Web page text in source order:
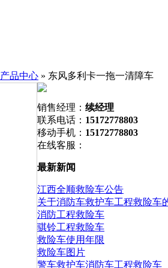
产品中心 » 东风多利卡一拖一清障车
销售经理： 续经理
联系电话： 15172778803
移动手机： 15172778803
在线客服：
最新新闻
江西全顺救险车公告
关于消防车救护车工程救险车
消防工程救险车
骐铃工程救险车
救险车使用年限
救险车图片
警车救护车消防车工程救险车